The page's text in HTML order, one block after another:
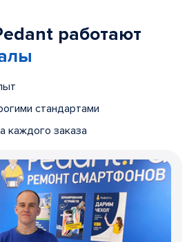
работают
стандартами
каждого заказа